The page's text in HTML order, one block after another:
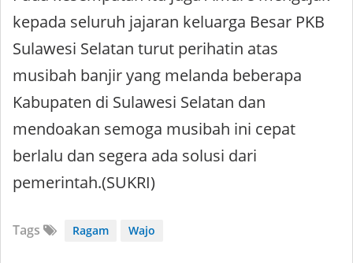
kepada seluruh jajaran keluarga Besar PKB
Sulawesi Selatan turut perihatin atas
musibah banjir yang melanda beberapa
Kabupaten di Sulawesi Selatan dan
mendoakan semoga musibah ini cepat
berlalu dan segera ada solusi dari
pemerintah.(SUKRI)
Tags Ragam Wajo